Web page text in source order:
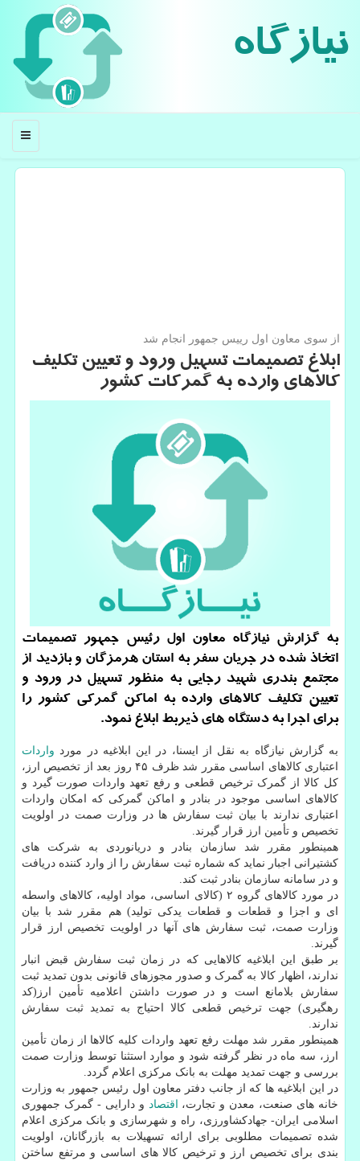
نیازگاه
منو
از سوی معاون اول رییس جمهور انجام شد
ابلاغ تصمیمات تسهیل ورود و تعیین تكلیف
كالاهای وارده به گمركات كشور
به گزارش نیازگاه معاون اول رئیس جمهور تصمیمات
اتخاذ شده در جریان سفر به استان هرمزگان و بازدید از
مجتمع بندری شهید رجایی به منظور تسهیل در ورود و
تعیین تكلیف كالاهای وارده به اماكن گمركی كشور را
برای اجرا به دستگاه های ذیربط ابلاغ نمود.
به گزارش نیازگاه به نقل از ایسنا، در این ابلاغیه در مورد واردات
اعتباری کالاهای اساسی مقرر شد ظرف ۴۵ روز بعد از تخصیص ارز،
کل کالا از گمرک ترخیص قطعی و رفع تعهد واردات صورت گیرد و
کالاهای اساسی موجود در بنادر و اماکن گمرکی که امکان واردات
اعتباری ندارند با بیان ثبت سفارش ها در وزارت صمت در اولویت
تخصیص و تأمین ارز قرار گیرند.
همینطور مقرر شد سازمان بنادر و دریانوردی به شرکت های
کشتیرانی اجبار نماید که شماره ثبت سفارش را از وارد کننده دریافت
و در سامانه سازمان بنادر ثبت کند.
در مورد کالاهای گروه ۲ (کالای اساسی، مواد اولیه، کالاهای واسطه
ای و اجزا و قطعات و قطعات یدکی تولید) هم مقرر شد با بیان
وزارت صمت، ثبت سفارش های آنها در اولویت تخصیص ارز قرار
گیرند.
بر طبق این ابلاغیه کالاهایی که در زمان ثبت سفارش قبض انبار
ندارند، اظهار کالا به گمرک و صدور مجوزهای قانونی بدون تمدید ثبت
سفارش بلامانع است و در صورت داشتن اعلامیه تأمین ارز(کد
رهگیری) جهت ترخیص قطعی کالا احتیاج به تمدید ثبت سفارش
ندارند.
همینطور مقرر شد مهلت رفع تعهد واردات کلیه کالاها از زمان تأمین
ارز، سه ماه در نظر گرفته شود و موارد استثنا توسط وزارت صمت
بررسی و جهت تمدید مهلت به بانک مرکزی اعلام گردد.
در این ابلاغیه ها که از جانب دفتر معاون اول رئیس جمهور به وزارت
خانه های صنعت، معدن و تجارت،
اقتصاد و دارایی - گمرک جمهوری
اسلامی ایران- جهادکشاورزی، راه و شهرسازی و بانک مرکزی اعلام
شده تصمیمات مطلوبی برای ارائه تسهیلات به بازرگانان، اولویت
بندی برای تخصیص ارز و ترخیص کالا های اساسی و مرتفع ساختن